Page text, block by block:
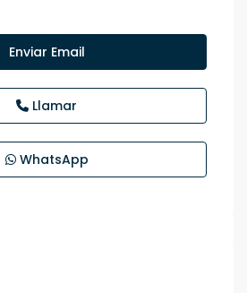
Enviar Email
Llamar
WhatsApp